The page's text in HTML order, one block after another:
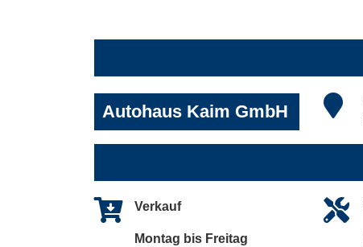
Autohaus Kaim GmbH
Verkauf
Montag bis Freitag